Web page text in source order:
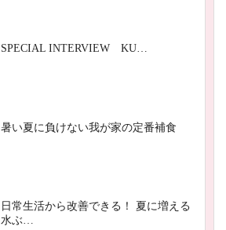
SPECIAL INTERVIEW KU…
暑い夏に負けない我が家の定番補食
日常生活から改善できる！ 夏に増える
水ぶ…